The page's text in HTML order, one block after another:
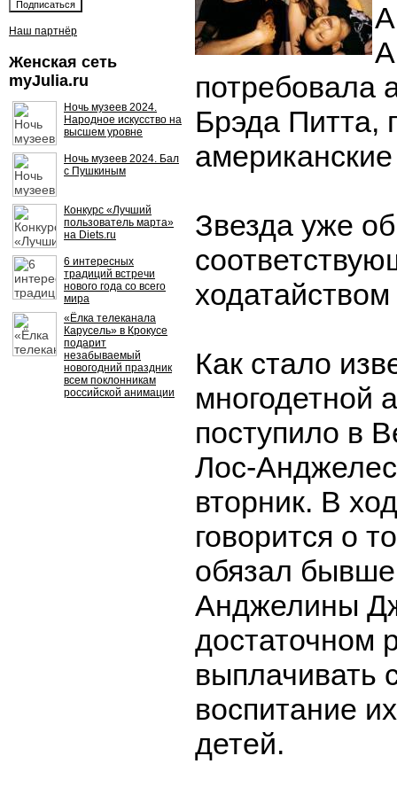
Наш партнёр
Женская сеть
myJulia.ru
Ночь музеев 2024.
Народное искусство на
высшем уровне
Ночь музеев 2024. Бал
с Пушкиным
Конкурс «Лучший
пользователь марта»
на Diets.ru
6 интересных
традиций встречи
нового года со всего
мира
«Ёлка телеканала
Карусель» в Крокусе
подарит
незабываемый
новогодний праздник
всем поклонникам
российской анимации
потребовала
Брэда Питта,
Звезда уже
ходатайством
Как стало
многодетной
поступило в
Лос-
вторник. В
говорится о
обязал
Анджелины
достаточном
выплачивать
воспитание
детей.